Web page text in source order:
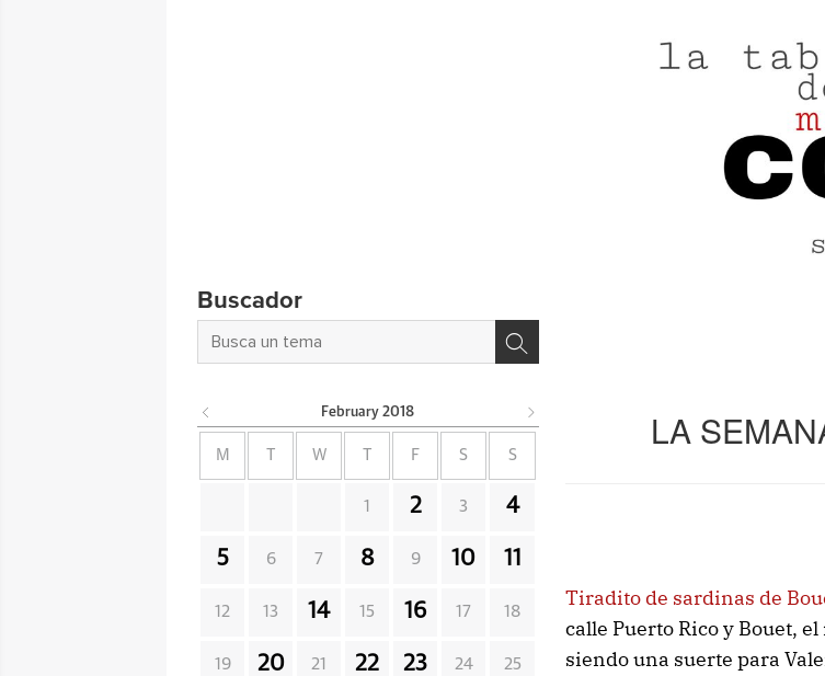
LA
Tiradito de sardinas de
calle Puerto Rico y Bouet,
siendo una suerte para
Buscador
February 2018
M W F S S
1 2 3 4
5 6 7 8 9 10 11
12 13 14 15 16 17 18
19 20 21 22 23 24 25